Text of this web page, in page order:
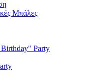
Μπάλες
Party